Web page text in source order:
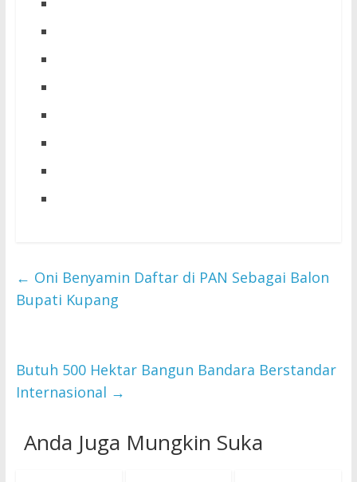
← Oni Benyamin Daftar di PAN Sebagai Balon
Bupati Kupang
Butuh 500 Hektar Bangun Bandara Berstandar
Internasional →
Anda Juga Mungkin Suka